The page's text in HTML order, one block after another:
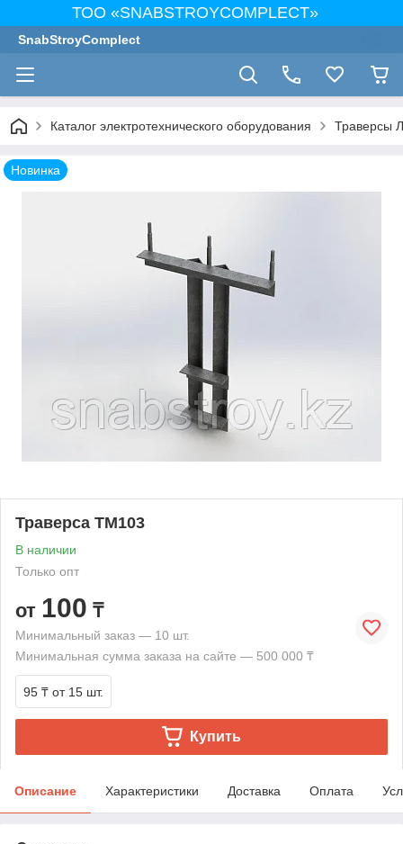
ТОО «SNABSTROYCOMPLECT»
SnabStroyComplect
Каталог электротехнического оборудования Траверсы
Новинка
Траверса ТМ103
В наличии
Только опт
от 100 ₸
Минимальный заказ — 10 шт.
Минимальная сумма заказа на сайте — 500 000 ₸
95 ₸ от 15 шт.
Купить
Описание Характеристики Доставка Оплата